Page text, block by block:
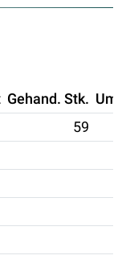
Gehand. Stk.
59